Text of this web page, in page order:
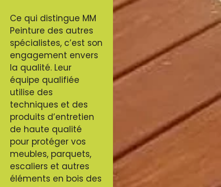
Ce qui distingue MM
Peinture des autres
spécialistes, c’est son
engagement envers
la qualité. Leur
équipe qualifiée
utilise des
techniques et des
produits d’entretien
de haute qualité
pour protéger vos
meubles, parquets,
escaliers et autres
éléments en bois des